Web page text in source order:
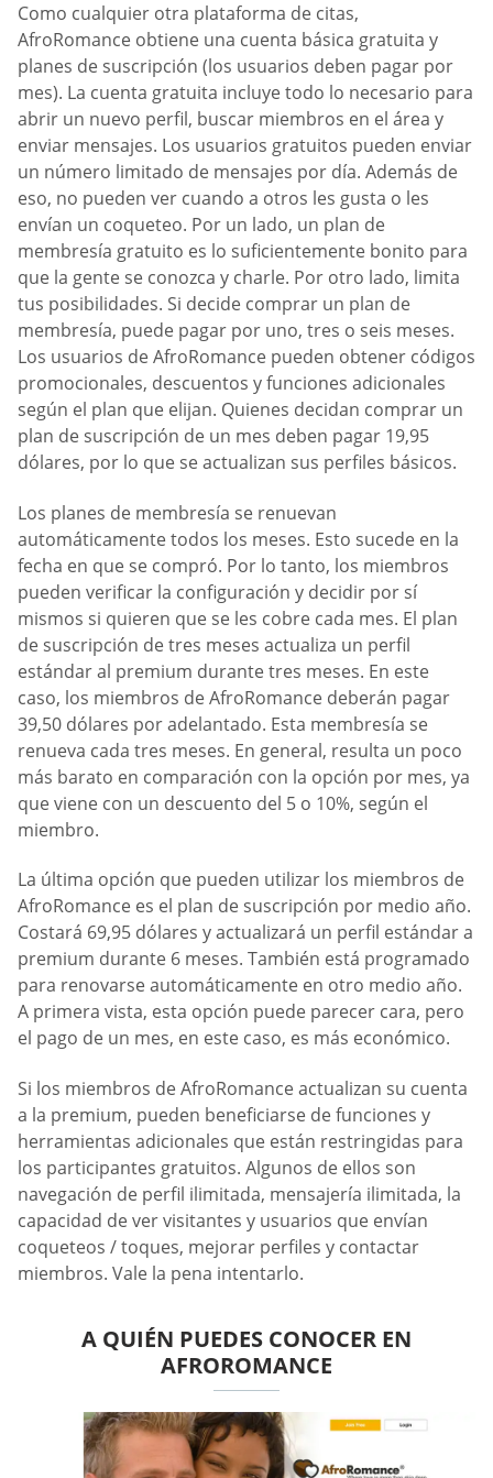
Como cualquier otra plataforma de citas,
AfroRomance obtiene una cuenta básica gratuita y
planes de suscripción (los usuarios deben pagar por
mes). La cuenta gratuita incluye todo lo necesario para
abrir un nuevo perfil, buscar miembros en el área y
enviar mensajes. Los usuarios gratuitos pueden enviar
un número limitado de mensajes por día. Además de
eso, no pueden ver cuando a otros les gusta o les
envían un coqueteo. Por un lado, un plan de
membresía gratuito es lo suficientemente bonito para
que la gente se conozca y charle. Por otro lado, limita
tus posibilidades. Si decide comprar un plan de
membresía, puede pagar por uno, tres o seis meses.
Los usuarios de AfroRomance pueden obtener códigos
promocionales, descuentos y funciones adicionales
según el plan que elijan. Quienes decidan comprar un
plan de suscripción de un mes deben pagar 19,95
dólares, por lo que se actualizan sus perfiles básicos.
Los planes de membresía se renuevan
automáticamente todos los meses. Esto sucede en la
fecha en que se compró. Por lo tanto, los miembros
pueden verificar la configuración y decidir por sí
mismos si quieren que se les cobre cada mes. El plan
de suscripción de tres meses actualiza un perfil
estándar al premium durante tres meses. En este
caso, los miembros de AfroRomance deberán pagar
39,50 dólares por adelantado. Esta membresía se
renueva cada tres meses. En general, resulta un poco
más barato en comparación con la opción por mes, ya
que viene con un descuento del 5 o 10%, según el
miembro.
La última opción que pueden utilizar los miembros de
AfroRomance es el plan de suscripción por medio año.
Costará 69,95 dólares y actualizará un perfil estándar a
premium durante 6 meses. También está programado
para renovarse automáticamente en otro medio año.
A primera vista, esta opción puede parecer cara, pero
el pago de un mes, en este caso, es más económico.
Si los miembros de AfroRomance actualizan su cuenta
a la premium, pueden beneficiarse de funciones y
herramientas adicionales que están restringidas para
los participantes gratuitos. Algunos de ellos son
navegación de perfil ilimitada, mensajería ilimitada, la
capacidad de ver visitantes y usuarios que envían
coqueteos / toques, mejorar perfiles y contactar
miembros. Vale la pena intentarlo.
A QUIÉN PUEDES CONOCER EN
AFROROMANCE